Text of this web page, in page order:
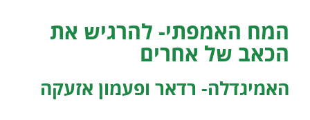
המח האמפתי- להרגיש את
הכאב של אחרים
האמיגדלה- רדאר ופעמון אזעקה